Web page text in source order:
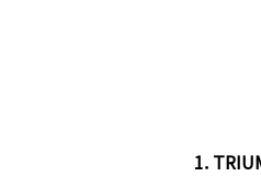
1.